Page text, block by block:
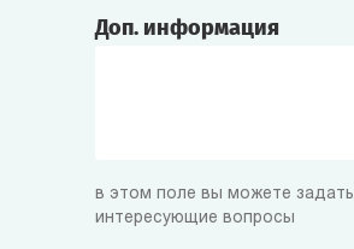
Доп. информация
в этом поле вы можете задать
интересующие вопросы